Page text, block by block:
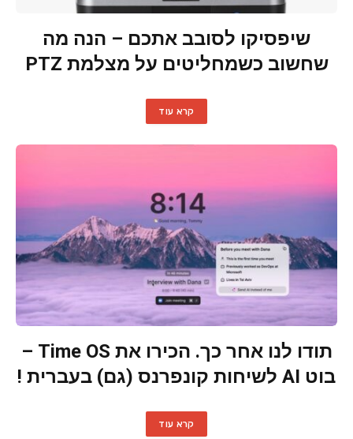
שיפסיקו לסובב אתכם – הנה מה
שחשוב כשמחליטים על מצלמת PTZ
קרא עוד
תודו לנו אחר כך. הכירו את Time OS –
בוט AI לשיחות קונפרנס (גם) בעברית !
קרא עוד